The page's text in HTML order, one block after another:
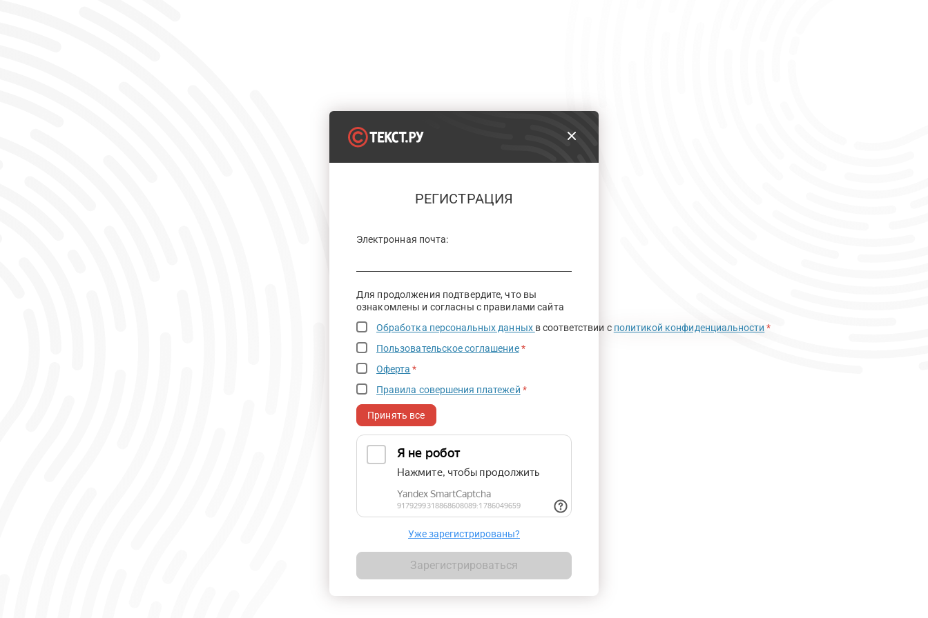
РЕГИСТРАЦИЯ
Электронная почта:
Для продолжения подтвердите, что вы
ознакомлены и согласны с правилами сайта
Обработка персональных данных в соответствии с политикой конфиденциальности *
Пользовательское соглашение *
Оферта *
Правила совершения платежей *
Принять все
Уже зарегистрированы?
Зарегистрироваться